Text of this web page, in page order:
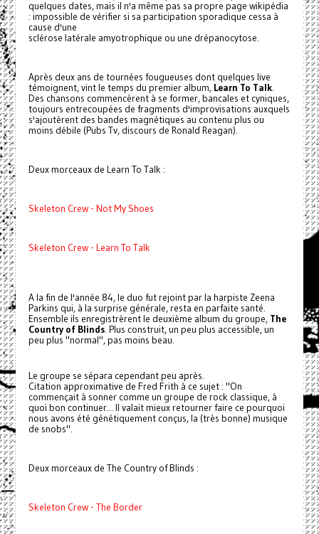
quelques dates, mais il n'a même pas sa propre page wikipédia
: impossible de vérifier si sa participation sporadique cessa à
cause d'une
sclérose latérale amyotrophique ou une drépanocytose.
Après deux ans de tournées fougueuses dont quelques live
témoignent, vint le temps du premier album, Learn To Talk.
Des chansons commencèrent à se former, bancales et cyniques,
toujours entrecoupées de fragments d'improvisations auxquels
s'ajoutèrent des bandes magnétiques au contenu plus ou
moins débile (Pubs Tv, discours de Ronald Reagan).
Deux morceaux de Learn To Talk :
Skeleton Crew - Not My Shoes
Skeleton Crew - Learn To Talk
A la fin de l'année 84, le duo fut rejoint par la harpiste Zeena
Parkins qui, à la surprise générale, resta en parfaite santé.
Ensemble ils enregistrèrent le deuxième album du groupe, The
Country of Blinds. Plus construit, un peu plus accessible, un
peu plus "normal", pas moins beau.
Le groupe se sépara cependant peu après.
Citation approximative de Fred Frith à ce sujet : "On
commençait à sonner comme un groupe de rock classique, à
quoi bon continuer... Il valait mieux retourner faire ce pourquoi
nous avons été génétiquement conçus, la (très bonne) musique
de snobs".
Deux morceaux de The Country of Blinds :
Skeleton Crew - The Border